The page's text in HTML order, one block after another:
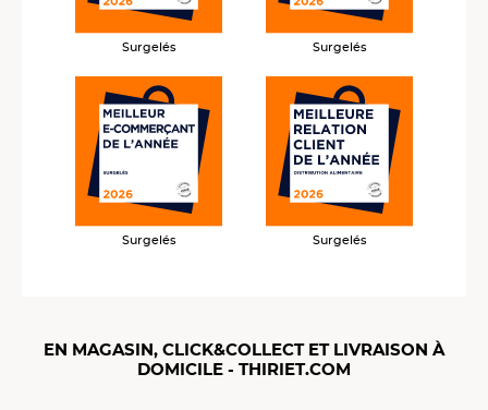
Surgelés Surgelés
Surgelés Surgelés
EN MAGASIN, CLICK&COLLECT ET LIVRAISON À
DOMICILE - THIRIET.COM